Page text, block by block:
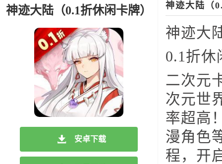
神迹大陆（0.1折休闲卡牌）
安卓下载
神迹大陆（
神迹大
0.1折休
二次元
次元世
率超高
漫角色
程，开